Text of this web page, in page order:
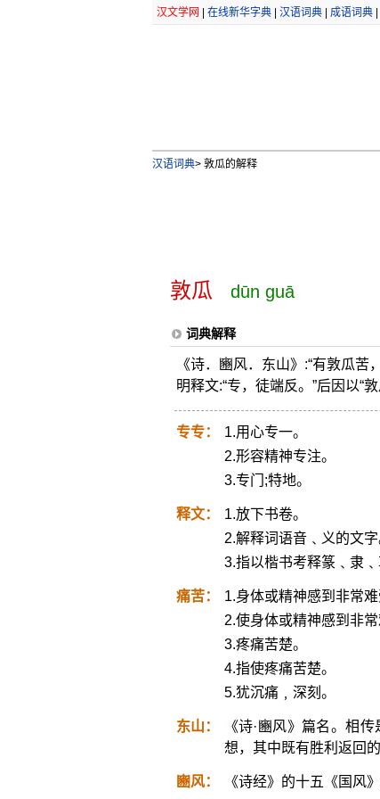
汉文学网 在线新华字典| 汉语词典| 成语词典|
汉语词典>敦瓜的解释
敦瓜 dūn guā
词典解释
《诗．豳风．东山》:“有敦瓜
明释文:“专，徒端反。”后因以“敦
专专：
1.用心专一。
2.形容精神专注。
3.专门;特地。
释文：
1.放下书卷。
2.解释词语音﹑义的文
3.指以楷书考释篆﹑隶﹑
痛苦：
1.身体或精神感到非常难
2.使身体或精神感到非常
3.疼痛苦楚。
4.指使疼痛苦楚。
5.犹沉痛﹐深刻。
东山：
《诗·豳风》篇名。相
想，其中既有胜利返回
豳风： 《诗经》的十五《国风